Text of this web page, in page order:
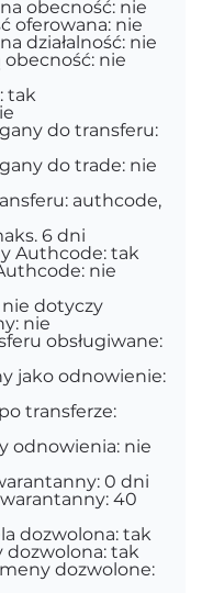
obecność: nie
oferowana: nie
działalność: nie
obecność: nie
tak
do transferu:
do trade: nie
authcode,
6 dni
Authcode: tak
nie
nie dotyczy
nie
obsługiwane:
jako odnowienie:
transferze:
odnowienia: nie
0 dni
40
dozwolona: tak
dozwolona: tak
dozwolone: